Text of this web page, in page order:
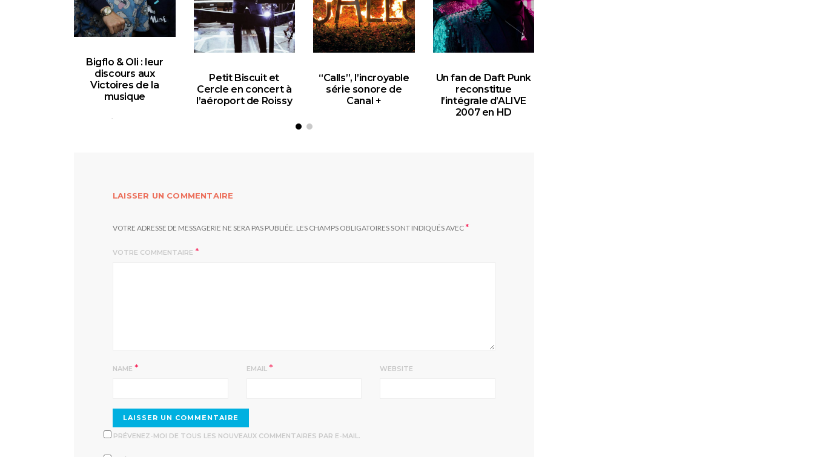
Bigflo & Oli : leur
discours aux
Victoires de la
musique
12 FÉVRIER 2018
Petit Biscuit et
Cercle en concert à
l’aéroport de Roissy
“Calls”, l’incroyable
série sonore de
Canal +
Un fan de Daft Punk
reconstitue
l’intégrale d’ALIVE
2007 en HD
LAISSER UN COMMENTAIRE
VOTRE ADRESSE DE MESSAGERIE NE SERA PAS PUBLIÉE. LES CHAMPS OBLIGATOIRES SONT INDIQUÉS AVEC*
VOTRE COMMENTAIRE *
NAME * EMAIL * WEBSITE
PRÉVENEZ-MOI DE TOUS LES NOUVEAUX COMMENTAIRES PAR E-MAIL.